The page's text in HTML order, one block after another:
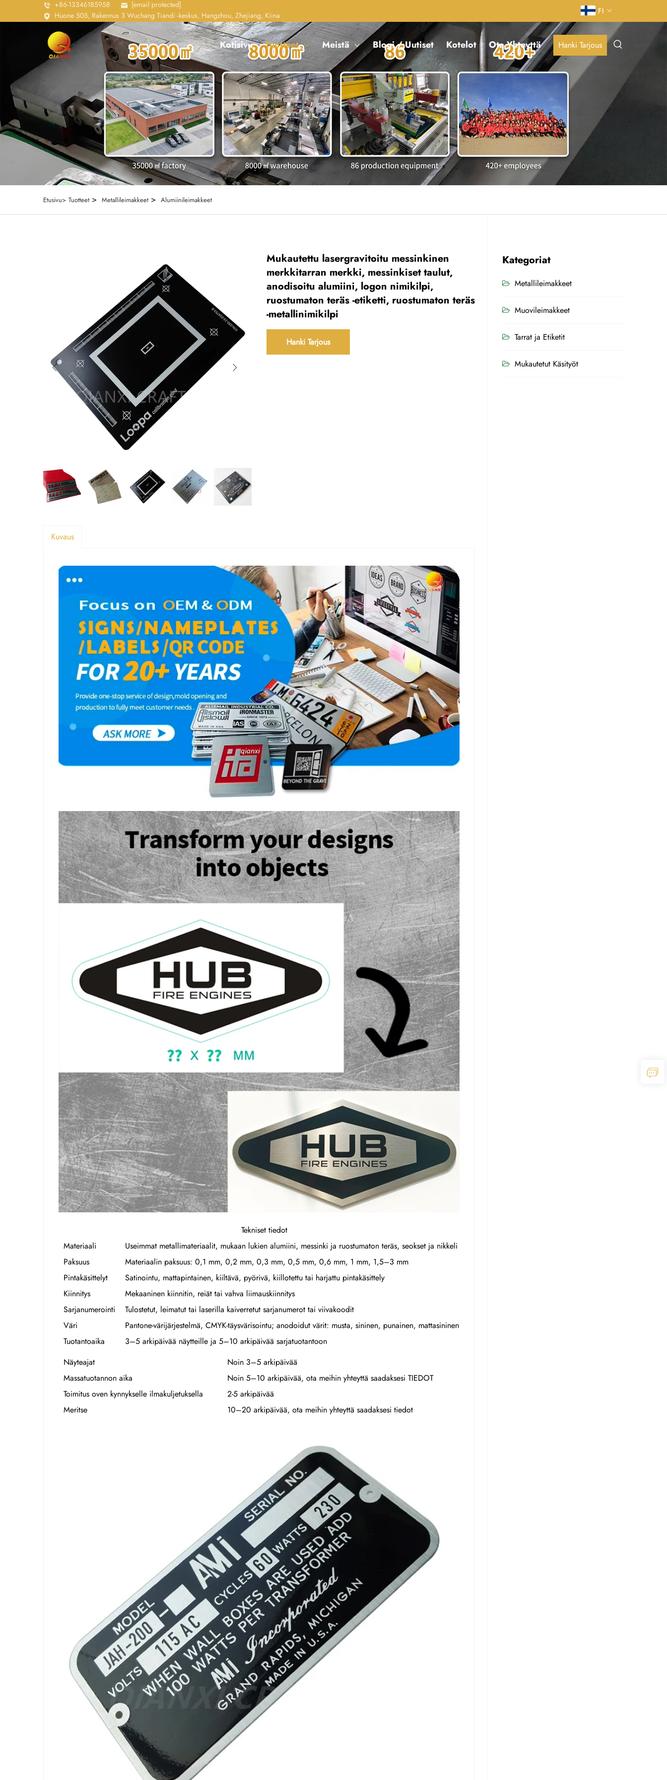
+86-13346185958
[email protected]
Huone 505, Rakennus 3 Wuchang Tiandi -keskus, Hangzhou, Zhejiang, Kiina
FI
Kotisivu Tuotteet Meistä Blogi / Uutiset Kotelot Ota Yhteyttä Hanki Tarjous
Etusivu> Tuotteet > Metallileimakkeet > Alumiinileimakkeet
Mukautettu lasergravitoitu messinkinen
merkkitarran merkki, messinkiset taulut,
anodisoitu alumiini, logon nimikilpi,
ruostumaton teräs -etiketti, ruostumaton teräs
-metallinimikilpi
Hanki Tarjous
Kuvaus
Tekniset tiedot
Materiaali
Useimmat metallimateriaalit, mukaan lukien alumiini, messinki ja ruostumaton teräs, seokset ja nikkeli
Paksuus
Materiaalin paksuus: 0,1 mm, 0,2 mm, 0,3 mm, 0,5 mm, 0,6 mm, 1 mm, 1,5–3 mm
Pintakäsittelyt
Satinointu, mattapintainen, kiiltävä, pyörivä, kiillotettu tai harjattu pintakäsittely
Kiinnitys
Mekaaninen kiinnitin, reiät tai vahva liimauskiinnitys
Sarjanumerointi
Tulostetut, leimatut tai laserilla kaiverretut sarjanumerot tai viivakoodit
Väri
Pantone-värijärjestelmä, CMYK-täysvärisointu; anodoidut värit: musta, sininen, punainen, mattasininen
Tuotantoaika
3–5 arkipäivää näytteille ja 5–10 arkipäivää sarjatuotantoon
Näyteajat
Noin 3–5 arkipäivää
Massatuotannon aika
Noin 5–10 arkipäivää, ota meihin yhteyttä saadaksesi TIEDOT
Toimitus oven kynnykselle ilmakuljetuksella
2-5 arkipäivää
Meritse
10–20 arkipäivää, ota meihin yhteyttä saadaksesi tiedot
Kategoriat
Metallileimakkeet
Muovileimakkeet
Tarrat ja Etiketit
Mukautetut Käsityöt